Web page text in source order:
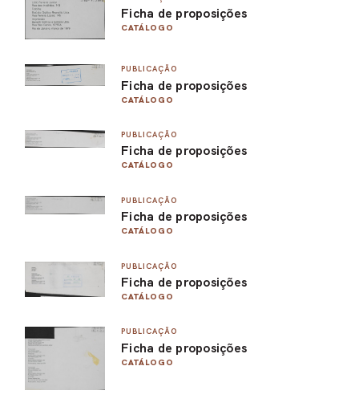
Ficha de proposições
CATÁLOGO
PUBLICAÇÃO
Ficha de proposições
CATÁLOGO
PUBLICAÇÃO
Ficha de proposições
CATÁLOGO
PUBLICAÇÃO
Ficha de proposições
CATÁLOGO
PUBLICAÇÃO
Ficha de proposições
CATÁLOGO
PUBLICAÇÃO
Ficha de proposições
CATÁLOGO